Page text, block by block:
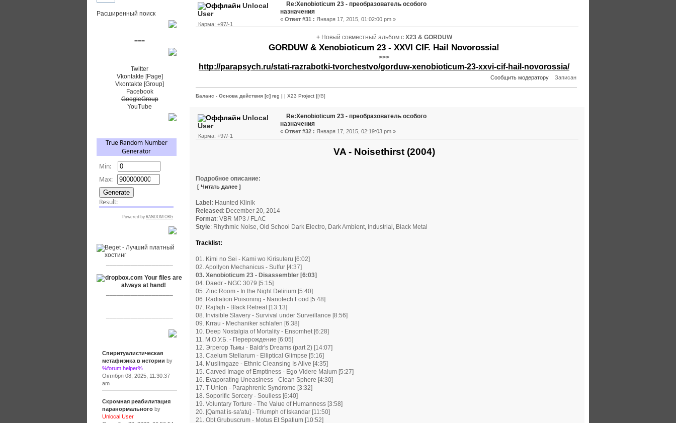
Расширенный поиск
===
Twitter
Vkontakte [Page]
Vkontakte [Group]
Facebook
GoogleGroup
YouTube
Спиритуалистическая
метафизика в истории by
%forum.helper%
Октября 08, 2025, 11:30:37
am
Скромная реабилитация
паранормальногоby
Unlocal User
Unlocal
User
Карма: +97/-1
Re:Xenobioticum 23 - преобразователь особого
назначения
« Ответ #31 : Января 17, 2015, 01:02:00 pm »
+Новый совместный альбом с X23 & GORDUW
GORDUW & Xenobioticum 23 - XXVI CIF. Hail Novorossia!
>>>
http://parapsych.ru/stati-razrabotki-tvorchestvo/gorduw-xenobioticum-23-xxvi-cif-hail-novorossia/
Сообщить модератору Записан
Баланс - Основа действия [c] reg | | X23 Project |[/B]
Unlocal
User
Карма: +97/-1
Re:Xenobioticum 23 - преобразователь особого
назначения
« Ответ #32 : Января 17, 2015, 02:19:03 pm »
VA - Noisethirst (2004)
Подробное описание:
[ Читать далее ]
Label: Haunted Klinik
Released : December 20, 2014
Format: VBR MP3 / FLAC
Style: Rhythmic Noise, Old School Dark Electro, Dark Ambient, Industrial, Black Metal
Tracklist:
01. Kimi no Sei - Kami wo Kirisuteru [6:02]
02. Apollyon Mechanicus - Sulfur [4:37]
03. Xenobioticum 23 - Disassembler [6:03]
04. Daedr - NGC 3079 [5:15]
05. Zinc Room - In the Night Delirium [5:40]
06. Radiation Poisoning - Nanotech Food [5:48]
07. Rajfajh - Black Retreat [13:13]
08. Invisible Slavery - Survival under Surveillance [8:56]
09. Krrau - Mechaniker schlafen [6:38]
10. Deep Nostalgia of Mortality - Ensomhet [6:28]
11. М.О.У.Б. - Перерождение [6:05]
12. Эгрегор Тьмы - Baldr's Dreams (part 2) [14:07]
13. Caelum Stellarum - Elliptical Glimpse [5:16]
14. Muslimgaze - Ethnic Cleansing Is Alive [4:35]
15. Carved Image of Emptiness - Ego Videre Malum [5:27]
16. Evaporating Uneasiness - Clean Sphere [4:30]
17. T-Union - Paraphrenic Syndrome [3:32]
18. Soporific Sorcery - Soulless [6:40]
19. Voluntary Torture - The Value of Humanness [3:58]
20. [Qamat is-sa'atu] - Triumph of Iskandar [11:50]
21. Obt Grubuscrum - Motus Et Spatium [10:52]